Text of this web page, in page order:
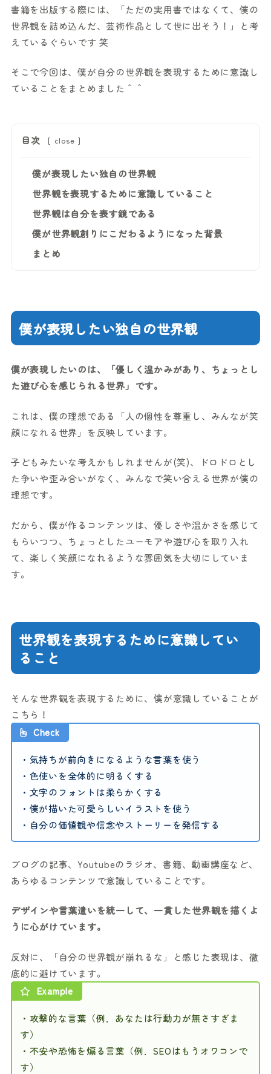
書籍を出版する際には、「ただの実用書ではなくて、僕の
世界観を詰め込んだ、芸術作品として世に出そう！」と考
えているぐらいです 笑
そこで今回は、僕が自分の世界観を表現するために意識し
ていることをまとめました＾＾
目次 [ close ]
僕が表現したい独自の世界観
世界観を表現するために意識していること
世界観は自分を表す鏡である
僕が世界観創りにこだわるようになった背景
まとめ
僕が表現したい独自の世界観
僕が表現したいのは、「優しく温かみがあり、ちょっとし
た遊び心を感じられる世界」です。
これは、僕の理想である「人の個性を尊重し、みんなが笑
顔になれる世界」を反映しています。
子どもみたいな考えかもしれませんが(笑)、ドロドロとし
た争いや歪み合いがなく、みんなで笑い合える世界が僕の
理想です。
だから、僕が作るコンテンツは、優しさや温かさを感じて
もらいつつ、ちょっとしたユーモアや遊び心を取り入れ
て、楽しく笑顔になれるような雰囲気を大切にしていま
す。
世界観を表現するために意識してい
ること
そんな世界観を表現するために、僕が意識していることが
こちら！
Check
・気持ちが前向きになるような言葉を使う
・色使いを全体的に明るくする
・文字のフォントは柔らかくする
・僕が描いた可愛らしいイラストを使う
・自分の価値観や信念やストーリーを発信する
ブログの記事、Youtubeのラジオ、書籍、動画講座など、
あらゆるコンテンツで意識していることです。
デザインや言葉遣いを統一して、一貫した世界観を描くよ
うに心がけています。
反対に、「自分の世界観が崩れるな」と感じた表現は、徹
底的に避けています。
Example
・攻撃的な言葉（例．あなたは行動力が無さすぎま
す）
・不安や恐怖を煽る言葉（例．SEOはもうオワコンで
す）